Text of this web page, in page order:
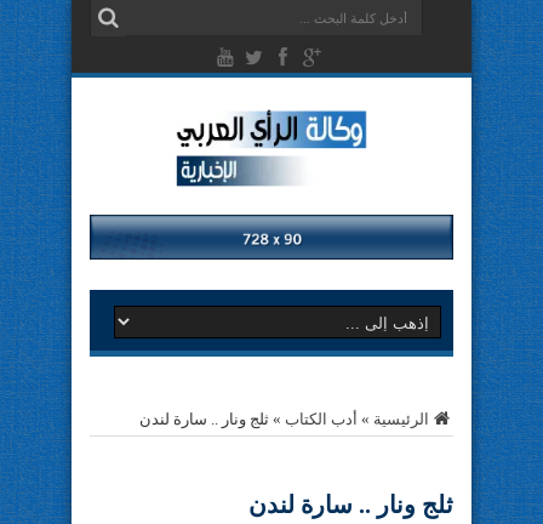
الرئيسية » أدب الكتاب » ثلج ونار .. سارة لندن
ثلج ونار .. سارة لندن